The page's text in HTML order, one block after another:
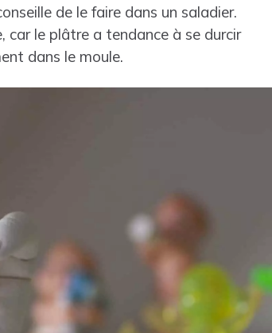
de le faire dans un saladier.
car le plâtre a tendance à se durcir
dans le moule.